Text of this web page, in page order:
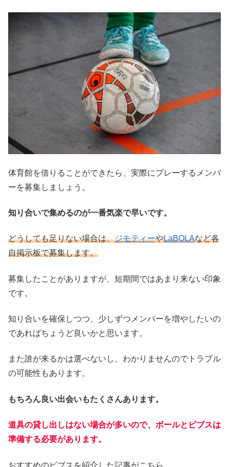
体育館を借りることができたら、実際にプレーするメンバ
ーを募集しましょう。
知り合いで集めるのが一番気楽で早いです。
どうしても足りない場合は、ジモティーやLaBOLAなど各
自掲示板で募集します。
募集したことがありますが、短期間ではあまり来ない印象
です。
知り合いを確保しつつ、少しずつメンバーを増やしたいの
であればちょうど良いかと思います。
また誰が来るかは選べないし、わかりませんのでトラブル
の可能性もあります。
もちろん良い出会いもたくさんあります。
道具の貸し出しはない場合が多いので、ボールとビブスは
準備する必要があります。
おすすめのビブスを紹介した記事がこちら。